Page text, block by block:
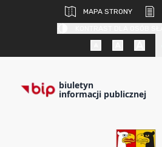
MAPA STRONY
biuletyn
informacji publicznej